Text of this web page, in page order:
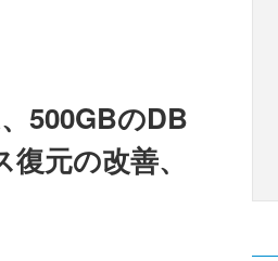
500GBのDB
元の改善、